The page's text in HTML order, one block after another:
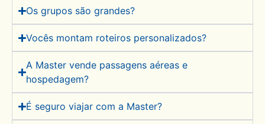
Os grupos são grandes?
Vocês montam roteiros personalizados?
A Master vende passagens aéreas e
hospedagem?
É seguro viajar com a Master?